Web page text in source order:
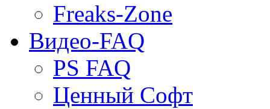
Freaks-Zone
Видео-FAQ
PS FAQ
Ценный Софт